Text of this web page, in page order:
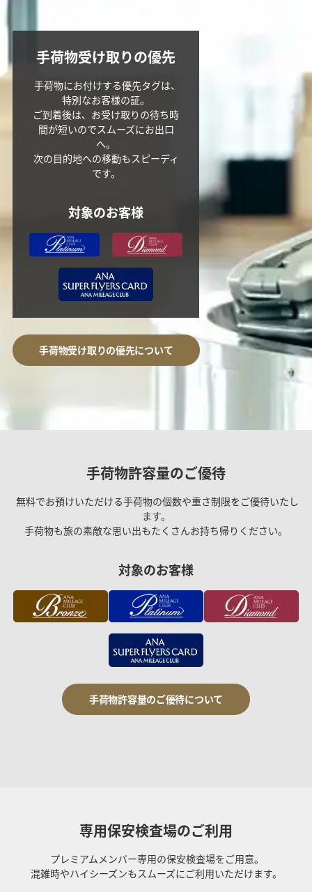
手荷物受け取りの優先
手荷物にお付けする優先タグは、
特別なお客様の証。
ご到着後は、お受け取りの待ち時
間が短いのでスムーズにお出口
へ。
次の目的地への移動もスピーディ
です。
対象のお客様
手荷物受け取りの優先について
手荷物許容量のご優待
無料でお預けいただける手荷物の個数や重さ制限をご優待いたし
ます。
手荷物も旅の素敵な思い出もたくさんお持ち帰りください。
対象のお客様
手荷物許容量のご優待について
専用保安検査場のご利用
プレミアムメンバー専用の保安検査場をご用意。
混雑時やハイシーズンもスムーズにご利用いただけます。